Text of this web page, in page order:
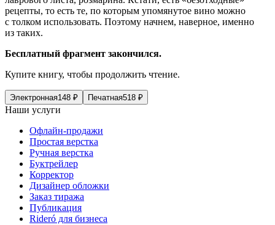
рецепты, то есть те, по которым упомянутое вино можно
с толком использовать. Поэтому начнем, наверное, именно
из таких.
Бесплатный фрагмент закончился.
Купите книгу, чтобы продолжить чтение.
Электронная148 ₽ Печатная518 ₽
Наши услуги
Офлайн-продажи
Простая верстка
Ручная верстка
Буктрейлер
Корректор
Дизайнер обложки
Заказ тиража
Публикация
Rideró для бизнеса